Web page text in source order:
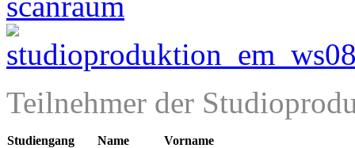
Teilnehmer der
Studiengang Name
Vorname